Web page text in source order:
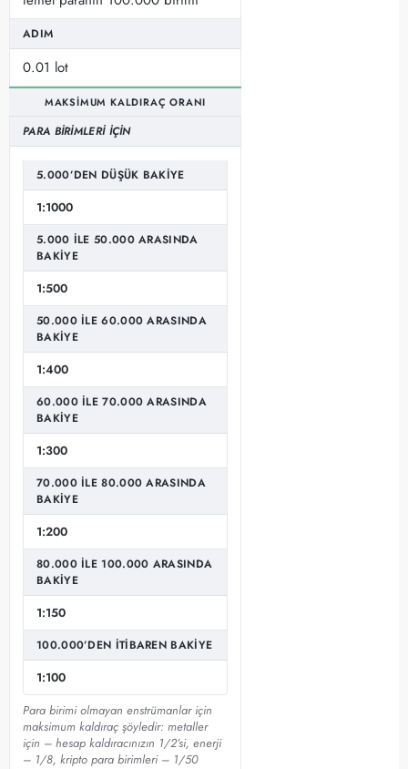
ADIM
0.01 lot
MAKSIMUM KALDIRAÇ ORANI
PARA BIRIMLERI IÇIN
5.000’DEN DÜŞÜK BAKIYE
1:1000
5.000 ILE 50.000 ARASINDA
BAKIYE
1:500
50.000 ILE 60.000 ARASINDA
BAKIYE
1:400
60.000 ILE 70.000 ARASINDA
BAKIYE
1:300
70.000 ILE 80.000 ARASINDA
BAKIYE
1:200
80.000 ILE 100.000 ARASINDA
BAKIYE
1:150
100.000’DEN ITIBAREN BAKIYE
1:100
Para birimi olmayan enstrümanlar için
maksimum kaldıraç şöyledir: metaller
için – hesap kaldıracınızın 1/2’si, enerji
– 1/8, kripto para birimleri – 1/50